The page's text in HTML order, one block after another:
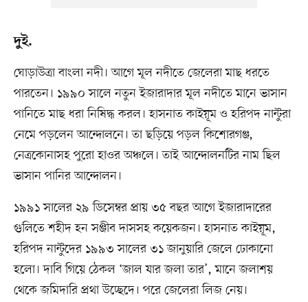
দুই.
ঘোড়াউত্রা বাংলা নদী। আগে মূল নদীতে জেলেরা মাছ ধরতে
পারতেন। ১৯৯০ সালে নতুন ইজারাদার মূল নদীতে মানে ভাসান
পানিতে মাছ ধরা নিষিদ্ধ করল। হাসনাত কাইয়ূম ও হরিপদ নান্টুরা
নেমে পড়লেন আন্দোলনে। তা ছড়িয়ে পড়ল কিশোরগঞ্জ,
নেত্রকোনাসহ পুরো হাওর অঞ্চলে। তাই আন্দোলনটির নাম ছিল
ভাসান পানির আন্দোলন।
১৯৯১ সালের ২৯ ডিসেম্বর প্রায় ৩৫ বছর আগে ইজারাদারের
গুলিতে শহীদ হন সঞ্জীব দাসসহ কয়েকজন। হাসনাত কাইয়ূম,
হরিপদ নান্টুদের ১৯৯৩ সালের ৩১ জানুয়ারি জেলে ঢোকানো
হলো। দাবি গিয়ে ঠেকল ‘জাল যার জলা তার’, মানে জলাশয়
থেকে জমিদারি প্রথা উচ্ছেদে। পরে জেলেরা লিজ নেয়।